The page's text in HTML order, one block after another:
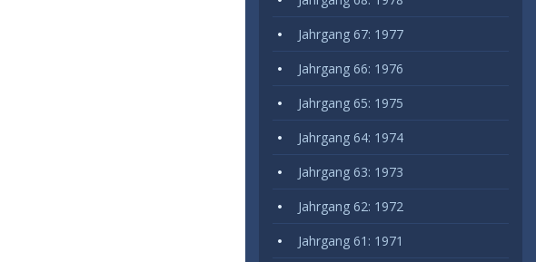
Jahrgang 67: 1977
Jahrgang 66: 1976
Jahrgang 65: 1975
Jahrgang 64: 1974
Jahrgang 63: 1973
Jahrgang 62: 1972
Jahrgang 61: 1971